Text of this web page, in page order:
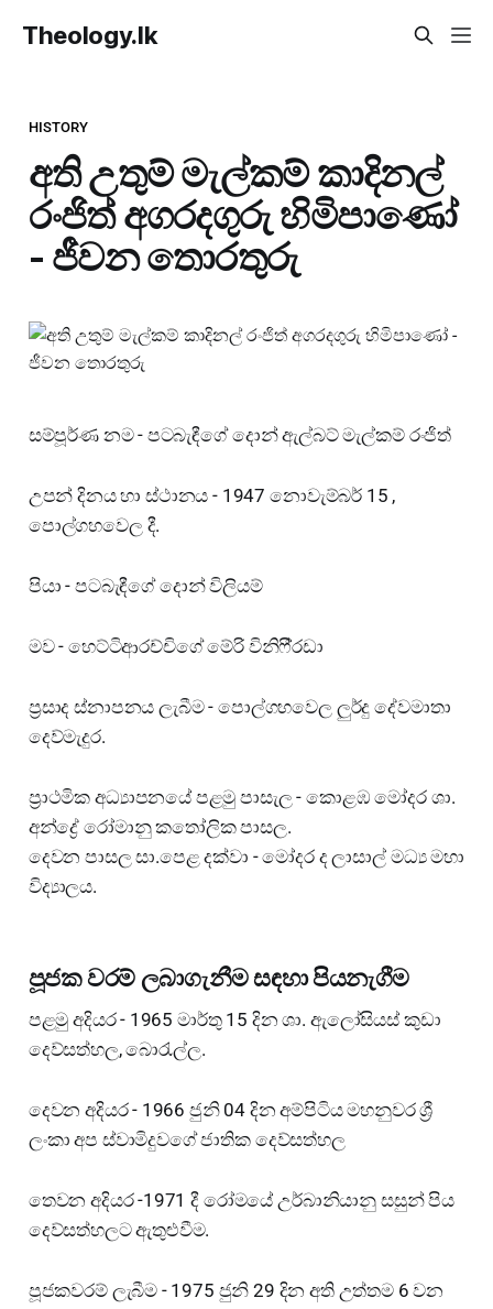
Theology.lk
HISTORY
අති උතුම් මැල්කම් කාදිනල්
රංජිත් අගරදගුරු හිමිපාණෝ
- ජීවන තොරතුරු
සම්පූර්ණ නම - පටබැඳීගේ දොන් ඇල්බට් මැල්කම් රංජිත්
උපන් දිනය හා ස්ථානය - 1947 නොවැම්බර් 15 ,
පොල්ගහවෙල දී.
පියා - පටබැඳීගේ දොන් විලියම්
මව - හෙට්ටිආරච්චිගේ මේරි විනිෆී‍්‍රඩා
ප්‍රසාද ස්නාපනය ලැබීම - පොල්ගහවෙල ලුර්දු දේවමාතා
දෙව්මැදුර.
ප්‍රාථමික අධ්‍යාපනයේ පළමු පාසැල - කොළඹ මෝදර ශා.
අන්ද්‍රේ රෝමානු කතෝලික පාසල.
දෙවන පාසල සා.පෙළ දක්වා - මෝදර ද ලාසාල් මධ්‍ය මහා
විද්‍යාලය.
පූජක වරම් ලබාගැනීම සඳහා පියනැගීම
පළමු අදියර - 1965 මාර්තු 15 දින ශා. ඇලෝසියස් කුඩා
දෙව්සත්හල, බොරැල්ල.
දෙවන අදියර - 1966 ජුනි 04 දින අම්පිටිය මහනුවර ශ්‍රී
ලංකා අප ස්වාමිදුවගේ ජාතික දෙව්සත්හල
තෙවන අදියර -1971 දී රෝමයේ උර්බානියානු සසුන් පිය
දෙව්සත්හලට ඇතුළුවීම.
පූජකවරම් ලැබීම - 1975 ජුනි 29 දින අති උත්තම 6 වන